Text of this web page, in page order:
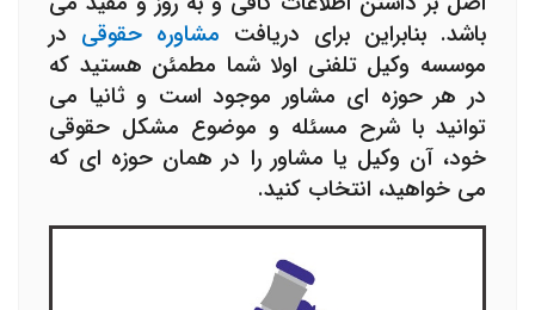
باشد. بنابراین برای دریافت مشاوره حقوقی در
موسسه وکیل تلفنی اولا شما مطمئن هستید که
در هر حوزه ای مشاور موجود است و ثانیا می
توانید با شرح مسئله و موضوع مشکل حقوقی
خود، آن وکیل یا مشاور را در همان حوزه ای که
می خواهید، انتخاب کنید.